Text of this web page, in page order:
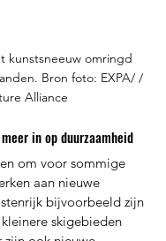
kunstsneeuw omringd
Bron foto: EXPA/ /
Alliance
in op duurzaamheid
om voor sommige
aan nieuwe
bijvoorbeeld zijn
skigebieden